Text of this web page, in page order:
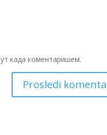
када коментаришем.